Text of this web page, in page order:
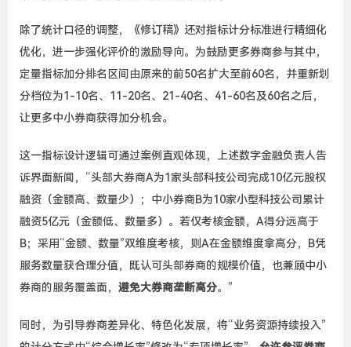
除了统计口径的调整，《修订稿》还对指标计分标准进行精细化
优化，进一步强化评价的激励导向。为鼓励更多券商参与其中，
定量指标加分排名区间由原来的前50名扩大至前60名，并重新划
分档位为1-10名、11-20名、21-40名、41-60名及60名之后，
让更多中小券商获得加分机会。
这一指标设计逻辑可通过案例直观体现，上述数字金融负责人告
诉界面新闻，“头部大券商A为1家头部科技公司完成10亿元股权
融资（金额高、数量少）；中小券商B为10家小型科技公司累计
融资5亿元（金额低、数量多）。若仅考核金额，A得分远高于
B；采用“金额、数量”双维度考核，则A在金额维度拿高分，B凭
服务数量获合理分值，既认可头部券商的规模价值，也兼顾中小
券商的服务覆盖面， 避免大券商垄断高分。”
同时，为引导券商差异化、特色化发展，将“业务资源持续投入”